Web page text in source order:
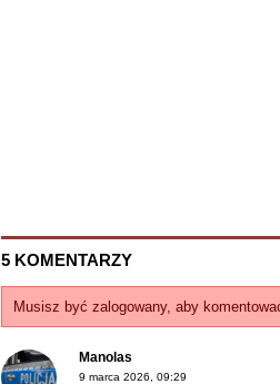
5 KOMENTARZY
Musisz być zalogowany, aby
Manolas
9 marca 2026, 09:29